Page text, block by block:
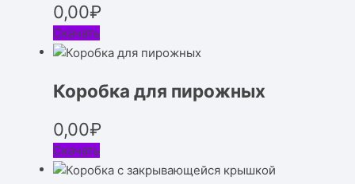
0,00₽
Скачать
Коробка для пирожных
0,00₽
Скачать